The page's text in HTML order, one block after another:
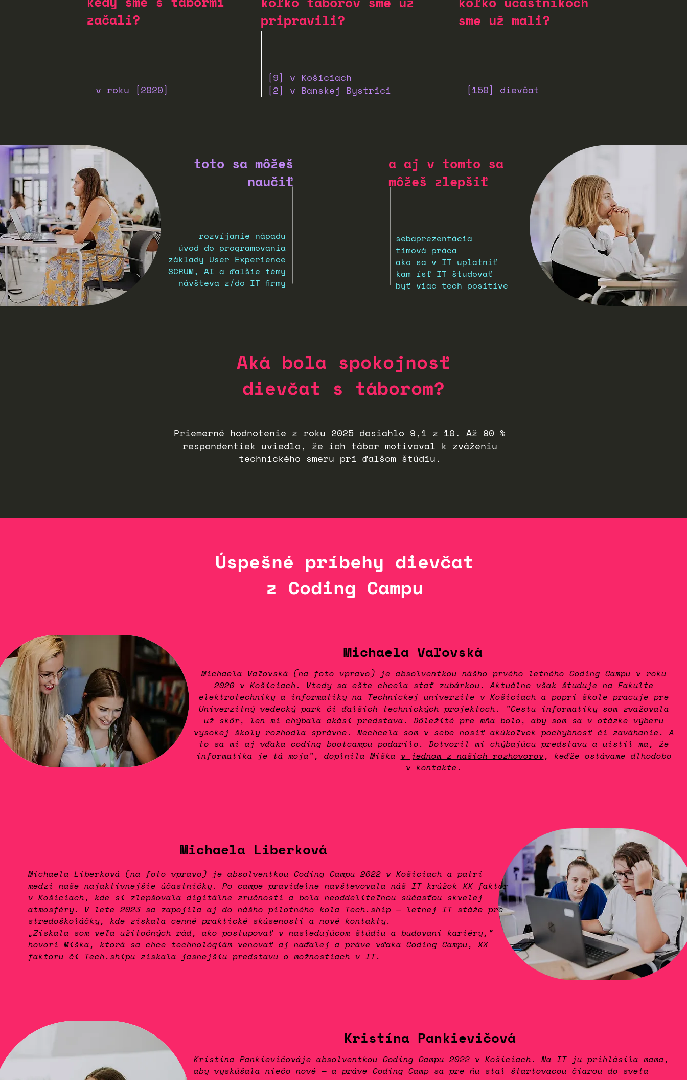
začali?
v roku [2020]
pripravili?
[9] v Košiciach
[2] v Banskej Bystrici
sme už mali?
[150] dievčat
toto sa môžeš
naučiť
rozvíjanie nápadu
úvod do programovania
základy User Experience
SCRUM, AI a ďalšie témy
návšteva z/do IT firmy
a aj v tomto sa
môžeš zlepšiť
sebaprezentácia
tímová práca
ako sa v IT uplatniť
kam ísť IT študovať
byť viac tech positive
Aká bola spokojnosť
dievčat s táborom?
Priemerné hodnotenie z roku 2025 dosiahlo 9,1 z 10. Až 90 %
respondentiek uviedlo, že ich tábor motivoval k zváženiu
technického smeru pri ďalšom štúdiu.
Úspešné príbehy dievčat
z Coding Campu
Michaela Vaľovská
Michaela Vaľovská (na foto vpravo) je absolventkou nášho prvého letného Coding Campu v roku
2020 v Košiciach. Vtedy sa ešte chcela stať zubárkou. Aktuálne však študuje na Fakulte
elektrotechniky a informatiky na Technickej univerzite v Košiciach a popri škole pracuje pre
Univerzitný vedecký park či ďalších technických projektoch. "Cestu informatiky som zvažovala
už skôr, len mi chýbala akási predstava. Dôležité pre mňa bolo, aby som sa v otázke výberu
vysokej školy rozhodla správne. Nechcela som v sebe nosiť akúkoľvek pochybnosť či zaváhanie. A
to sa mi aj vďaka coding bootcampu podarilo. Dotvoril mi chýbajúcu predstavu a uistil ma, že
informatika je tá moja", doplnila Miška v jednom z našich rozhovorov, keďže ostávame dlhodobo
v kontakte.
Michaela Liberková
Michaela Liberková (na foto vpravo) je absolventkou Coding Campu 2022 v Košiciach a patrí
medzi naše najaktívnejšie účastníčky. Po campe pravidelne navštevovala náš IT krúžok XX faktor
v Košiciach, kde si zlepšovala digitálne zručnosti a bola neoddeliteľnou súčasťou skvelej
atmosféry. V lete 2023 sa zapojila aj do nášho pilotného kola Tech.ship — letnej IT stáže pre
stredoškoláčky, kde získala cenné praktické skúsenosti a nové kontakty.
„Získala som veľa užitočných rád, ako postupovať v nasledujúcom štúdiu a budovaní kariéry,“
hovorí Miška, ktorá sa chce technológiám venovať aj naďalej a práve vďaka Coding Campu, XX
faktoru či Tech.shipu získala jasnejšiu predstavu o možnostiach v IT.
Kristína Pankievičová
Kristína Pankievičováje absolventkou Coding Campu 2022 v Košiciach. Na IT ju prihlásila mama,
aby vyskúšala niečo nové — a práve Coding Camp sa pre ňu stal štartovacou čiarou do sveta